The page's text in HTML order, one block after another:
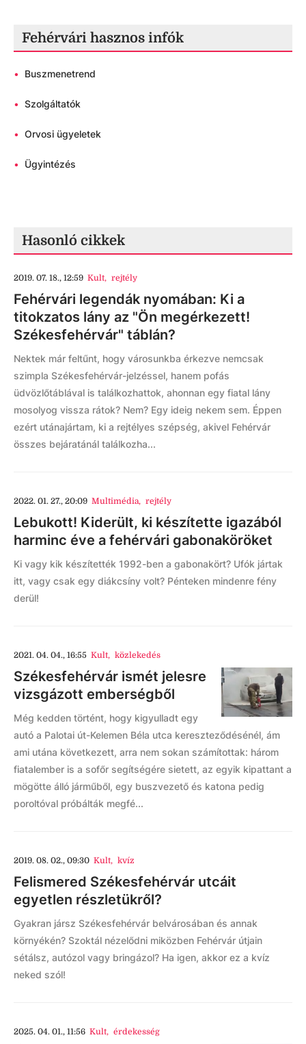
Fehérvári hasznos infók
• Buszmenetrend
• Szolgáltatók
• Orvosi ügyeletek
• Ügyintézés
Hasonló cikkek
2019. 07. 18., 12:59 Kult, rejtély
Fehérvári legendák nyomában: Ki a
titokzatos lány az "Ön megérkezett!
Székesfehérvár" táblán?
Nektek már feltűnt, hogy városunkba érkezve nemcsak
szimpla Székesfehérvár-jelzéssel, hanem pofás
üdvözlőtáblával is találkozhattok, ahonnan egy fiatal lány
mosolyog vissza rátok? Nem? Egy ideig nekem sem. Éppen
ezért utánajártam, ki a rejtélyes szépség, akivel Fehérvár
összes bejáratánál találkozha...
2022. 01. 27., 20:09 Multimédia, rejtély
Lebukott! Kiderült, ki készítette igazából
harminc éve a fehérvári gabonaköröket
Ki vagy kik készítették 1992-ben a gabonakört? Ufók jártak
itt, vagy csak egy diákcsíny volt? Pénteken mindenre fény
derül!
2021. 04. 04., 16:55 Kult, közlekedés
Székesfehérvár ismét jelesre
vizsgázott emberségből
Még kedden történt, hogy kigyulladt egy
autó a Palotai út-Kelemen Béla utca kereszteződésénél, ám
ami utána következett, arra nem sokan számítottak: három
fiatalember is a sofőr segítségére sietett, az egyik kipattant a
mögötte álló járműből, egy buszvezető és katona pedig
poroltóval próbálták megfé...
2019. 08. 02., 09:30 Kult, kvíz
Felismered Székesfehérvár utcáit
egyetlen részletükről?
Gyakran jársz Székesfehérvár belvárosában és annak
környékén? Szoktál nézelődni miközben Fehérvár útjain
sétálsz, autózol vagy bringázol? Ha igen, akkor ez a kvíz
neked szól!
2025. 04. 01., 11:56 Kult, érdekesség